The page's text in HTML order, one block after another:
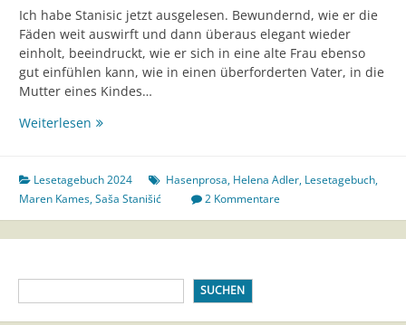
Ich habe Stanisic jetzt ausgelesen. Bewundernd, wie er die
Fäden weit auswirft und dann überaus elegant wieder
einholt, beeindruckt, wie er sich in eine alte Frau ebenso
gut einfühlen kann, wie in einen überforderten Vater, in die
Mutter eines Kindes…
Weiterlesen Stanisic
Lesetagebuch 2024 Hasenprosa, Helena Adler, Lesetagebuch,
Maren Kames,Saša Stanišić 2 Kommentare
SUCHEN